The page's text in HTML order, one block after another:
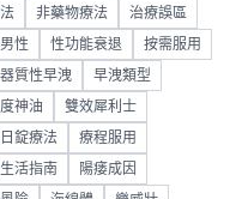
非藥物療法 治療誤區
性 性功能衰退 按需服用
器質性早洩 早洩類型
神油 雙效犀利士
錠療法 療程服用
活指南 陽痿成因